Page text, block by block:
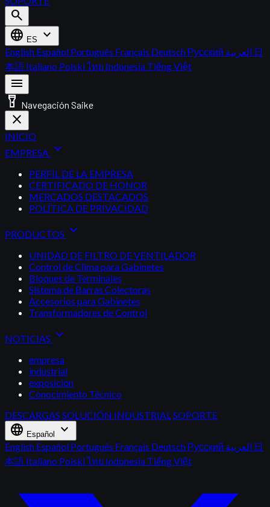
search
language ES expand_more
English Español Português Français Deutsch Русский
日
本語 Italiano Polskiไทย Indonesia Tiếng Việt
menu
flashlight_on Navegación Saike
close
INICIO
EMPRESA expand_more
PERFIL DE LA EMPRESA
CERTIFICADO DE HONOR
MERCADOS DESTACADOS
POLÍTICA DE PRIVACIDAD
PRODUCTOS expand_more
UNIDAD DE FILTRO DE VENTILADOR
Control de Clima para Gabinetes
Bloques de Terminales
Sistema de Barras Colectoras
Accesorios para Gabinetes
Transformadores de Control
NOTICIAS expand_more
empresa
industrial
exposición
Conocimiento Técnico
DESCARGAS SOLUCIÓN INDUSTRIALSOPORTE
language Español expand_more
English Español Português Français Deutsch Русский
日
本語 Italiano Polskiไทย Indonesia Tiếng Việt